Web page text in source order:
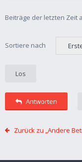
Beiträge der letzten Zeit
Sortiere nach
Antworten
Zurück zu „Andere